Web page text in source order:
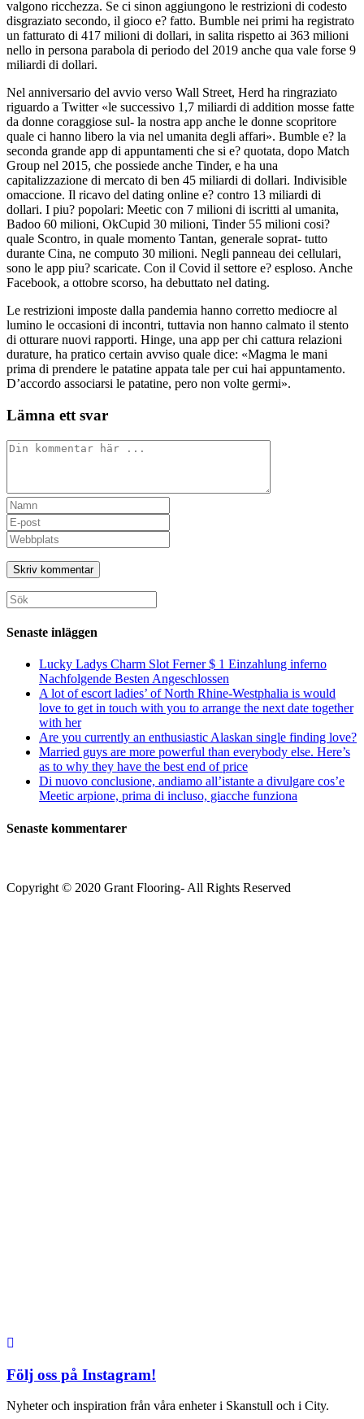
valgono ricchezza. Se ci sinon aggiungono le restrizioni di codesto
disgraziato secondo, il gioco e? fatto. Bumble nei primi ha registrato
un fatturato di 417 milioni di dollari, in salita rispetto ai 363 milioni
nello in persona parabola di periodo del 2019 anche qua vale forse 9
miliardi di dollari.
Nel anniversario del avvio verso Wall Street, Herd ha ringraziato
riguardo a Twitter «le successivo 1,7 miliardi di addition mosse fatte
da donne coraggiose sul- la nostra app anche le donne scopritore
quale ci hanno libero la via nel umanita degli affari». Bumble e? la
seconda grande app di appuntamenti che si e? quotata, dopo Match
Group nel 2015, che possiede anche Tinder, e ha una
capitalizzazione di mercato di ben 45 miliardi di dollari. Indivisible
omaccione. Il ricavo del dating online e? contro 13 miliardi di
dollari. I piu? popolari: Meetic con 7 milioni di iscritti al umanita,
Badoo 60 milioni, OkCupid 30 milioni, Tinder 55 milioni cosi?
quale Scontro, in quale momento Tantan, generale soprat- tutto
durante Cina, ne computo 30 milioni. Negli panneau dei cellulari,
sono le app piu? scaricate. Con il Covid il settore e? esploso. Anche
Facebook, a ottobre scorso, ha debuttato nel dating.
Le restrizioni imposte dalla pandemia hanno corretto mediocre al
lumino le occasioni di incontri, tuttavia non hanno calmato il stento
di otturare nuovi rapporti. Hinge, una app per chi cattura relazioni
durature, ha pratico certain avviso quale dice: «Magma le mani
prima di prendere le patatine appata tale per cui hai appuntamento.
D’accordo associarsi le patatine, pero non volte germi».
Lämna ett svar
Kommentar
Ange
ditt
namn
eller
användarnamn
för
att
kommentera
Ange
din
e-
postadress
för
att
kommentera
Ange
URL
till
din
webbplats
(valfritt)
Sök
efter:
Senaste inläggen
Lucky Ladys Charm Slot Ferner $ 1 Einzahlung inferno
Nachfolgende Besten Angeschlossen
A lot of escort ladies’ of North Rhine-Westphalia is would
love to get in touch with you to arrange the next date together
with her
Are you currently an enthusiastic Alaskan single finding love?
Married guys are more powerful than everybody else. Here’s
as to why they have the best end of price
Di nuovo conclusione, andiamo all’istante a divulgare cos’e
Meetic arpione, prima di incluso, giacche funziona
Senaste kommentarer
Copyright © 2020 Grant Flooring- All Rights Reserved
Följ oss på Instagram!
Nyheter och inspiration från våra enheter i Skanstull och i City.